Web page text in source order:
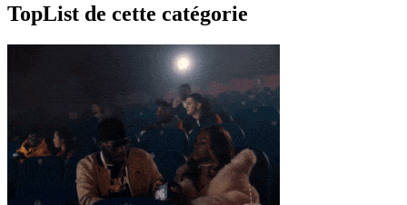
TopList de cette catégorie